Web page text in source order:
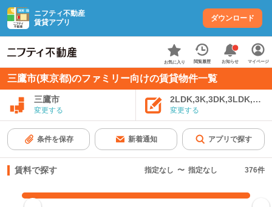
ニフティ不動産
賃貸アプリ
ダウンロード
お気に入り 閲覧履歴 お知らせ マイページ
三鷹市(東京都)のファミリー向けの賃貸物件一覧
三鷹市
変更する 変更する
条件を保存 新着通知 アプリで探す
賃料で探す 指定なし 〜 指定なし 376件